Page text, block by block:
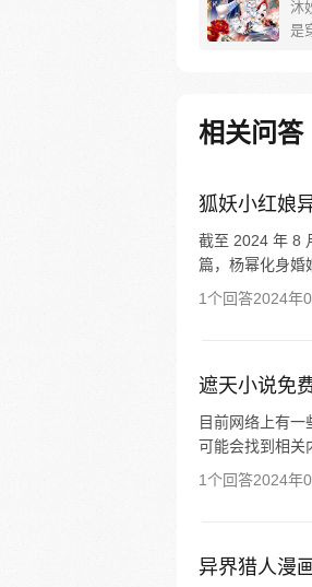
沐
是
书
习
相关问答
狐妖小红娘
截至 2024 年 8
篇，杨幂化身婚
1个回答2024年
遮天小说免
目前网络上有
可能会找到相关
1个回答2024年
异界猎人漫